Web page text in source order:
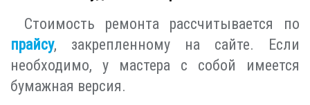
Стоимость ремонта рассчитывается по
прайсу, закрепленному на сайте. Если
необходимо, у мастера с собой имеется
бумажная версия.